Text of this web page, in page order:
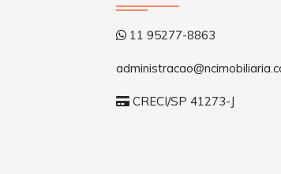
11 95277-8863
CRECI/SP 41273-J